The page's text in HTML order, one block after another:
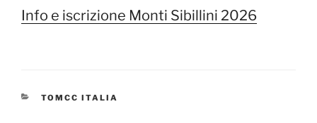
Info e iscrizione Monti Sibillini 2026
CATEGORIE
TOMCC ITALIA